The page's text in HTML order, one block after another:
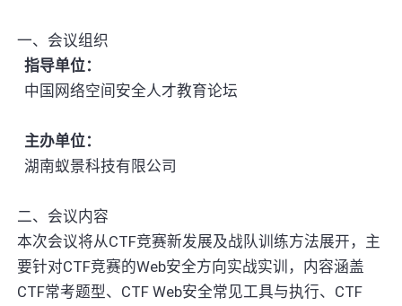
一、会议组织
指导单位：
中国网络空间安全人才教育论坛
主办单位：
湖南蚁景科技有限公司
二、会议内容
本次会议将从CTF竞赛新发展及战队训练方法展开，主
要针对CTF竞赛的Web安全方向实战实训，内容涵盖
CTF常考题型、CTF Web安全常见工具与执行、CTF